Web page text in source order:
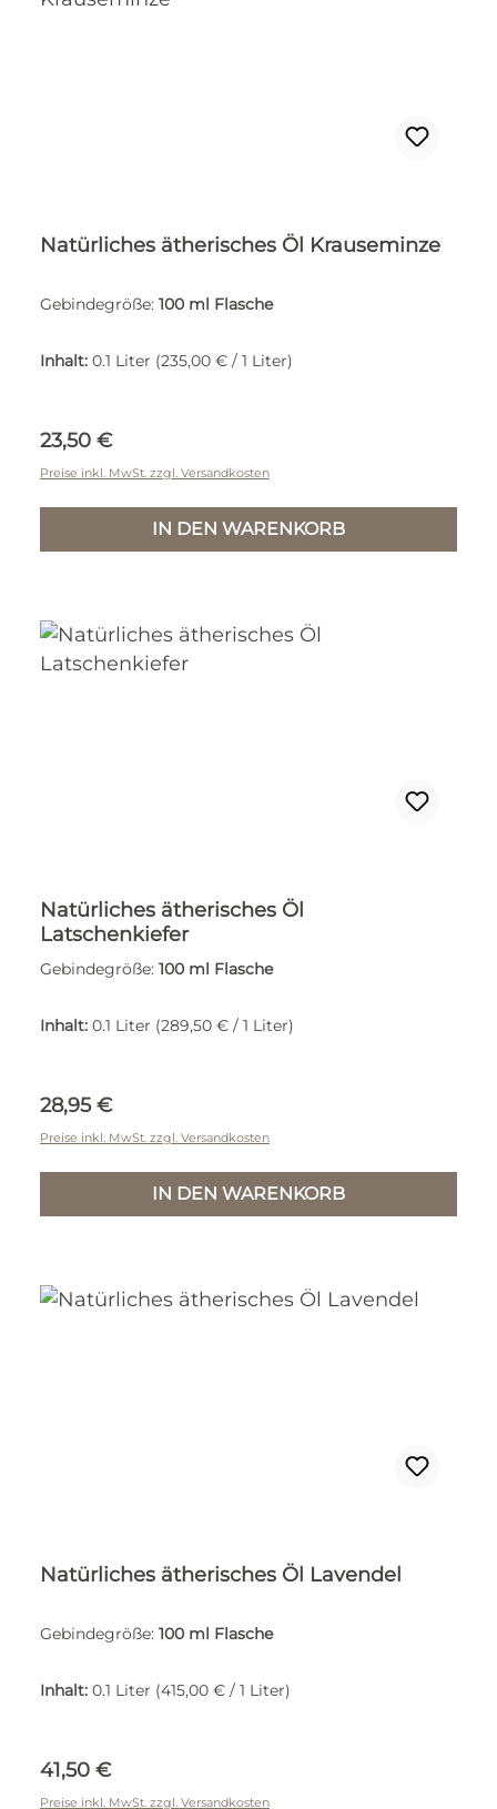
Natürliches ätherisches Öl Krauseminze
Gebindegröße: 100 ml Flasche
Inhalt: 0.1 Liter (235,00 € / 1 Liter)
Regulärer Preis:
23,50 €
Preise inkl. MwSt. zzgl. Versandkosten
IN DEN WARENKORB
Natürliches ätherisches Öl
Latschenkiefer
Gebindegröße: 100 ml Flasche
Inhalt: 0.1 Liter (289,50 € / 1 Liter)
Regulärer Preis:
28,95 €
Preise inkl. MwSt. zzgl. Versandkosten
IN DEN WARENKORB
Natürliches ätherisches Öl Lavendel
Gebindegröße: 100 ml Flasche
Inhalt: 0.1 Liter (415,00 € / 1 Liter)
Regulärer Preis:
41,50 €
Preise inkl. MwSt. zzgl. Versandkosten